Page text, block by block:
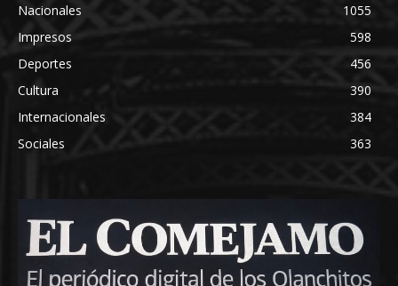
Nacionales
1055
Impresos
598
Deportes
456
Cultura
390
Internacionales
384
Sociales
363